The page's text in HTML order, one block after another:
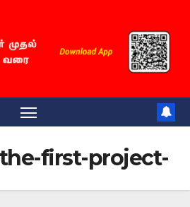
first-project-